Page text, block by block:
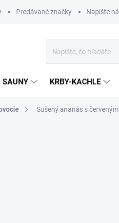
Predávané značky Napíšte
SAUNY KRBY-KACHLE
Sušený ananás s